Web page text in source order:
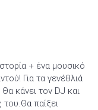
+ ένα μουσικό
Για τα γενέθλιά
κάνει τον DJ και
του.Θα παίξει